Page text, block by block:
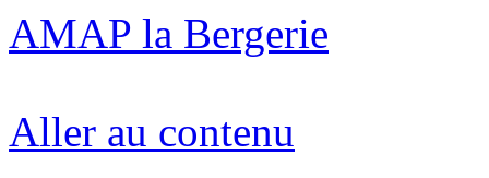
AMAP la Bergerie
Aller au contenu